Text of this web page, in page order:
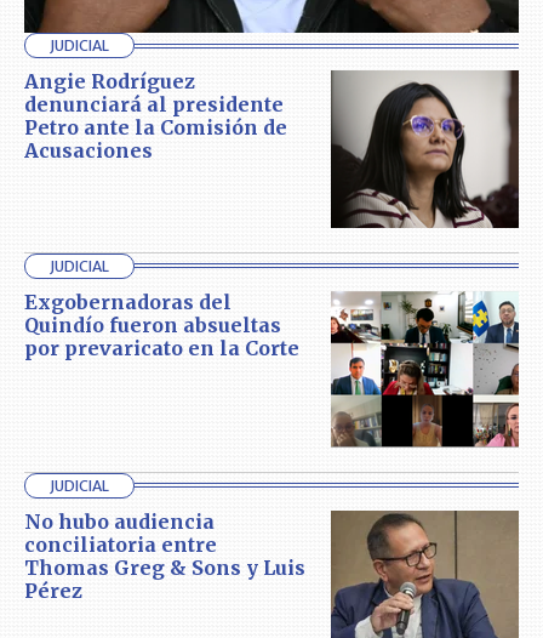
JUDICIAL
Angie Rodríguez
denunciará al presidente
Petro ante la Comisión de
Acusaciones
JUDICIAL
Exgobernadoras del
Quindío fueron absueltas
por prevaricato en la Corte
JUDICIAL
No hubo audiencia
conciliatoria entre
Thomas Greg & Sons y Luis
Pérez